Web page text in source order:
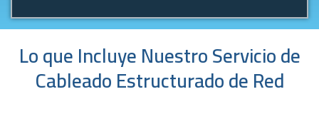
Lo que Incluye Nuestro Servicio de
Cableado Estructurado de Red